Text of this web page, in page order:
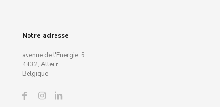
Notre adresse
avenue de l'Energie, 6
4432, Alleur
Belgique